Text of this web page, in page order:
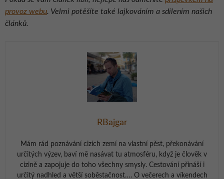
provoz webu. Velmi potěšíte také lajkováním a sdílením našich
článků.
RBajgar
Mám rád poznávání cizích zemí na vlastní pěst, překonávání
určitých výzev, baví mě nasávat tu atmosféru, když je člověk v
cizině a zapojuje do toho všechny smysly. Cestování přináší i
určitý nadhled a větší soběstačnost…. O večerech a víkendech